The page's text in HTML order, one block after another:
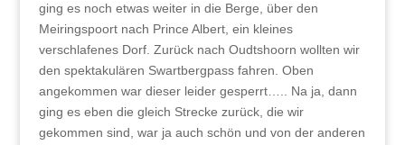
ging es noch etwas weiter in die Berge, über den
Meiringspoort nach Prince Albert, ein kleines
verschlafenes Dorf. Zurück nach Oudtshoorn wollten wir
den spektakulären Swartbergpass fahren. Oben
angekommen war dieser leider gesperrt….. Na ja, dann
ging es eben die gleich Strecke zurück, die wir
gekommen sind, war ja auch schön und von der anderen